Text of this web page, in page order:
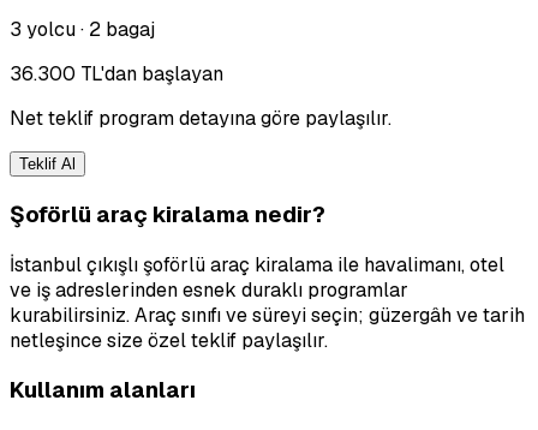
3 yolcu· 2 bagaj
36.300 TL'dan başlayan
Net teklif program detayına göre paylaşılır.
Teklif Al
Şoförlü araç kiralama nedir?
İstanbul çıkışlı şoförlü araç kiralama ile havalimanı, otel
ve iş adreslerinden esnek duraklı programlar
kurabilirsiniz. Araç sınıfı ve süreyi seçin; güzergâh ve tarih
netleşince size özel teklif paylaşılır.
Kullanım alanları